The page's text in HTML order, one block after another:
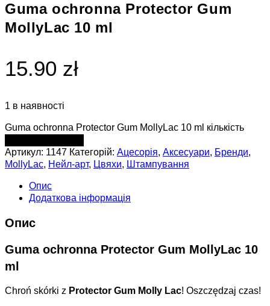
Guma ochronna Protector Gum
MollyLac 10 ml
15.90 zł
1 в наявності
Guma ochronna Protector Gum MollyLac 10 ml кількість
Артикул: 1147 Категорій: Ацесорія, Аксесуари, Бренди,
MollyLac, Нейл-арт, Цвяхи, Штампування
Опис
Додаткова інформація
Опис
Guma ochronna Protector Gum MollyLac 10
ml
Chroń skórki z Protector Gum Molly Lac! Oszczędzaj czas!